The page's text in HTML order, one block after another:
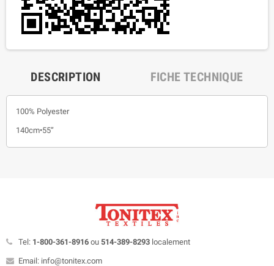
DESCRIPTION FICHE TECHNIQUE
100% Polyester
140cm•55”
Tel: 1-800-361-8916 ou 514-389-8293 localement
Email: info@tonitex.com